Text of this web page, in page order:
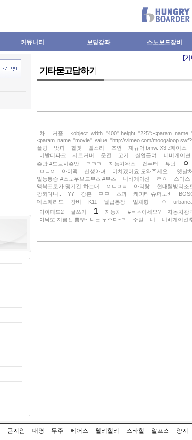
커뮤니티 보딩강좌 스노보드장비
[
기타묻고답하기
차 커플
<object width="400" height="225"><param
<param name="movie" value="http://vimeo.com/
플링
앗피 헬멧 벨소리 조언 재규어 bmw. X3 e페이스
비발디파크
시트커버 운전 꼬기 실업급여 네비게이션
즌방 #도보시즌방
ㅋㅋㅋ 자동차왁스 컴퓨터 튜닝 ㅇ
ㅁㄴㅇ
아이맥 신생아녀 미치겠어요 도와주세요.. 옛날
발등통증 #스노우보드부츠 #부츠
내비게이션 ㄹㅇ 스미스
맥북프로가 땡기긴 하는대
ㅇㄴㅁㄹ 아리랑 현대웰빙리조
팡되다니..
YY 강촌 ㅁㅁ 초과 캐피타 슈퍼노바
데스페라도
장비 K11 월급통장 일체형 ㄴㅇ
아이패드2
글쓰기 1 자동차 #ㅂㅅ이세요? 자동차광
아놔또 지름신 뽐뿌~ 나는 무주다~ㅋ
주말 내 내비게이션
곤지암 대명 무주 베어스 웰리힐리 스타힐 알프스 양지